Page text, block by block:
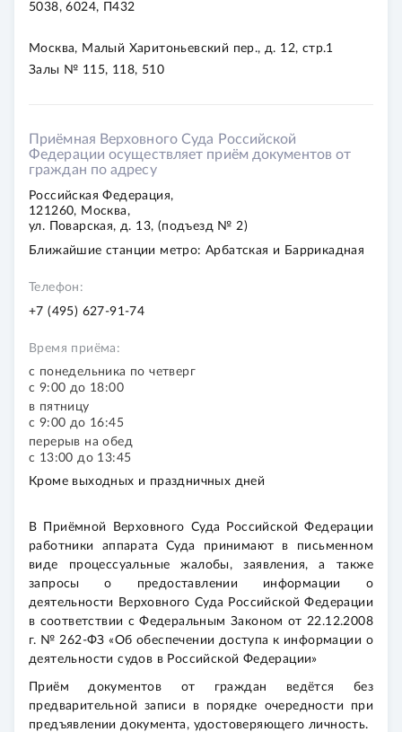
5038, 6024, П432
Москва, Малый Харитоньевский пер., д. 12, стр.1
Залы № 115, 118, 510
Приёмная Верховного Суда Российской
Федерации осуществляет приём документов от
граждан по адресу
Российская Федерация,
121260, Москва,
ул. Поварская, д. 13, (подъезд № 2)
Ближайшие станции метро: Арбатская и Баррикадная
Телефон:
+7 (495) 627-91-74
Время приёма:
с понедельника по четверг
с 9:00 до 18:00
в пятницу
с 9:00 до 16:45
перерыв на обед
с 13:00 до 13:45
Кроме выходных и праздничных дней
В Приёмной Верховного Суда Российской Федерации
работники аппарата Суда принимают в письменном
виде процессуальные жалобы, заявления, а также
запросы о предоставлении информации о
деятельности Верховного Суда Российской Федерации
в соответствии с Федеральным Законом от 22.12.2008
г. № 262-ФЗ «Об обеспечении доступа к информации о
деятельности судов в Российской Федерации»
Приём документов от граждан ведётся без
предварительной записи в порядке очередности при
предъявлении документа, удостоверяющего личность.